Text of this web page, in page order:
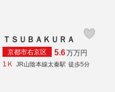
ＴＳＵＢＡＫＵＲＡ
京都市右京区 5.6万万円
1Ｋ JR山陰本線太秦駅 徒歩5分